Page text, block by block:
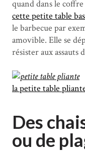
quand dans le
cette petite table
le barbecue par
amovible. Elle se
résister aux assauts
la petite table
Des
ou de